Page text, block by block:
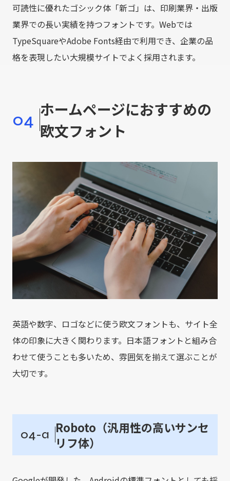
可読性に優れたゴシック体「新ゴ」は、印刷業界・出版
業界での長い実績を持つフォントです。Webでは
TypeSquareやAdobe Fonts経由で利用でき、企業の品
格を表現したい大規模サイトでよく採用されます。
04
ホームページにおすすめの
欧文フォント
英語や数字、ロゴなどに使う欧文フォントも、サイト全
体の印象に大きく関わります。日本語フォントと組み合
わせて使うことも多いため、雰囲気を揃えて選ぶことが
大切です。
04-a Roboto（汎用性の高いサンセ
リフ体）